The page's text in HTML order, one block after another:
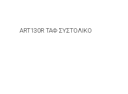
ART130R ΤΑΦ ΣΥΣΤΟΛΙΚΟ